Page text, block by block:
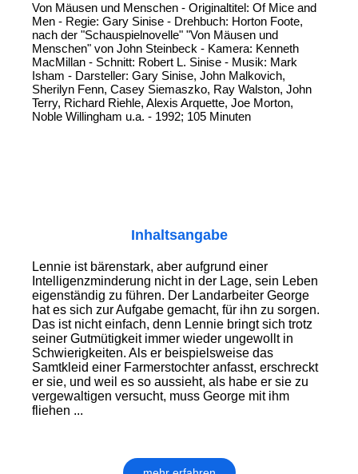
Von Mäusen und Menschen - Originaltitel: Of Mice and
Men - Regie: Gary Sinise - Drehbuch: Horton Foote,
nach der "Schauspielnovelle" "Von Mäusen und
Menschen" von John Steinbeck - Kamera: Kenneth
MacMillan - Schnitt: Robert L. Sinise - Musik: Mark
Isham - Darsteller: Gary Sinise, John Malkovich,
Sherilyn Fenn, Casey Siemaszko, Ray Walston, John
Terry, Richard Riehle, Alexis Arquette, Joe Morton,
Noble Willingham u.a. - 1992; 105 Minuten
Inhaltsangabe
Lennie ist bärenstark, aber aufgrund einer
Intelligenzminderung nicht in der Lage, sein Leben
eigenständig zu führen. Der Land­arbeiter George
hat es sich zur Aufgabe gemacht, für ihn zu sorgen.
Das ist nicht einfach, denn Lennie bringt sich trotz
seiner Gutmütigkeit immer wieder ungewollt in
Schwierigkeiten. Als er beispielsweise das
Samtkleid einer Farmerstochter anfasst, erschreckt
er sie, und weil es so aussieht, als habe er sie zu
vergewaltigen versucht, muss George mit ihm
fliehen ...